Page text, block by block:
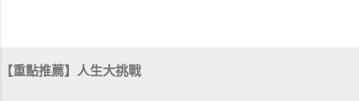
【重點推薦】人生大挑戰